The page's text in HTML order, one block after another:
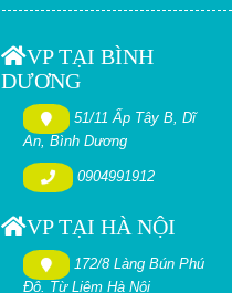
VP TẠI BÌNH
DƯƠNG
51/11 Ấp Tây B, Dĩ
An, Bình Dương
0904991912
VP TẠI HÀ NỘI
172/8 Làng Bún Phú
Đô. Từ Liêm Hà Nội